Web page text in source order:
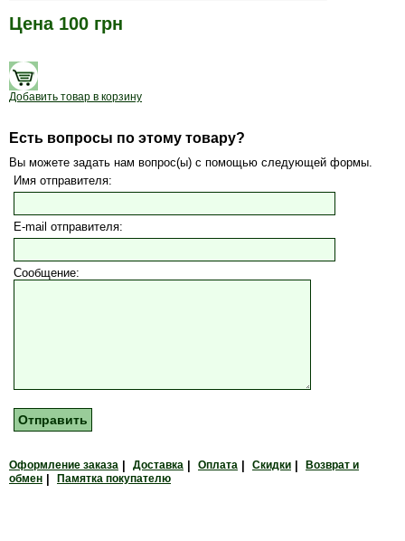
Цена 100 грн
Добавить товар в корзину
Есть вопросы по этому товару?
Вы можете задать нам вопрос(ы) с помощью следующей формы.
Имя отправителя:
E-mail отправителя:
Сообщение:
Оформление заказа | Доставка | Оплата | Скидки | Возврат и
обмен | Памятка покупателю